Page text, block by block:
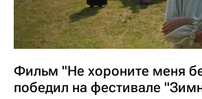
Фильм "Не хороните меня
победил на фестивале